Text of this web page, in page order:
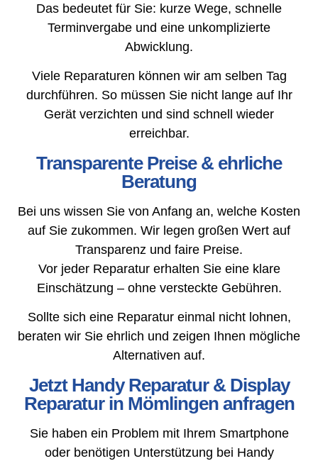
Das bedeutet für Sie: kurze Wege, schnelle
Terminvergabe und eine unkomplizierte
Abwicklung.
Viele Reparaturen können wir am selben Tag
durchführen. So müssen Sie nicht lange auf Ihr
Gerät verzichten und sind schnell wieder
erreichbar.
Transparente Preise & ehrliche
Beratung
Bei uns wissen Sie von Anfang an, welche Kosten
auf Sie zukommen. Wir legen großen Wert auf
Transparenz und faire Preise.
Vor jeder Reparatur erhalten Sie eine klare
Einschätzung – ohne versteckte Gebühren.
Sollte sich eine Reparatur einmal nicht lohnen,
beraten wir Sie ehrlich und zeigen Ihnen mögliche
Alternativen auf.
Jetzt Handy Reparatur & Display
Reparatur in Mömlingen anfragen
Sie haben ein Problem mit Ihrem Smartphone
oder benötigen Unterstützung bei Handy